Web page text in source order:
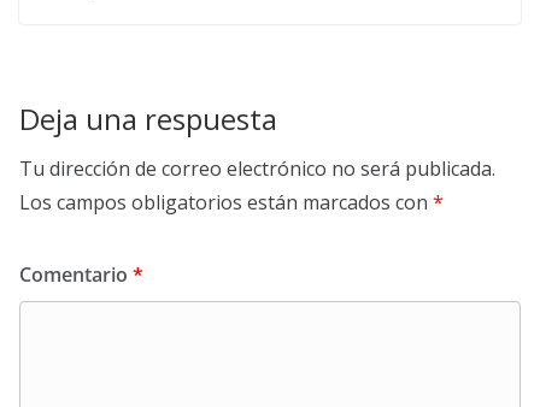
Deja una respuesta
Tu dirección de correo electrónico no será publicada.
Los campos obligatorios están marcados con *
Comentario *